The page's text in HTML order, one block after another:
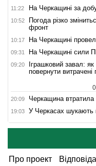
11:22 На Черкащині за
10:52
Погода різко
фронт
10:17 На Черкащині
09:31 На Черкащині сили
09:20
Іграшковий завал:
повернути витрачені
20:09 Черкащина втратила
19:03 У Черкасах шукають
Про проект